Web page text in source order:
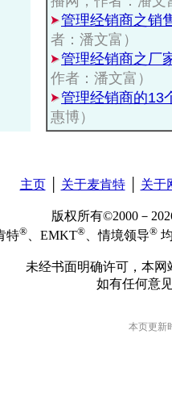
管理经销商之销
者：潘文富）
管理经销商之厂
作者：潘文富）
管理经销商的13
惠博）
主页│ 关于麦肯特│ 关于
版权所有©2000－
特® 、EMKT® 、情境领导®
未经书面明确许可，本
如有任何意
本页更新